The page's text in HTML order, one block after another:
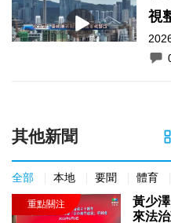
視
其他新聞
全部 本地 要聞 體育
黃少
來法